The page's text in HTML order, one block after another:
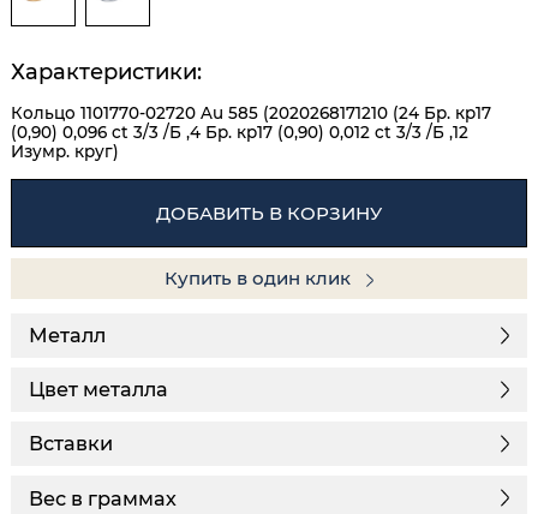
Характеристики:
Кольцо 1101770-02720 Au 585 (2020268171210 (24 Бр. кр17
(0,90) 0,096 ct 3/3 /Б ,4 Бр. кр17 (0,90) 0,012 ct 3/3 /Б ,12
Изумр. круг)
ДОБАВИТЬ В КОРЗИНУ
Купить в один клик
Металл
Цвет металла
Вставки
Вес в граммах